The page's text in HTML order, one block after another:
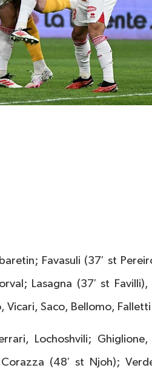
Favasuli (37′ st
Lasagna (37′ st Favilli),
Vicari, Saco, Bellomo,
Lochoshvili;
(48′ st Njoh);